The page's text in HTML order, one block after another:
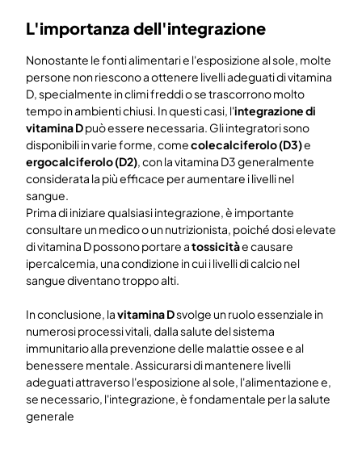
L'importanza dell'integrazione
Nonostante le fonti alimentari e l'esposizione al sole, molte
persone non riescono a ottenere livelli adeguati di vitamina
D, specialmente in climi freddi o se trascorrono molto
tempo in ambienti chiusi. In questi casi, l'integrazione di
vitamina Dpuò essere necessaria. Gli integratori sono
disponibili in varie forme, comecolecalciferolo (D3)e
ergocalciferolo (D2), con la vitamina D3 generalmente
considerata la più efficace per aumentare i livelli nel
sangue.
Prima di iniziare qualsiasi integrazione, è importante
consultare un medico o un nutrizionista, poiché dosi elevate
di vitamina D possono portare atossicitàe causare
ipercalcemia, una condizione in cui i livelli di calcio nel
sangue diventano troppo alti.
In conclusione, lavitamina Dsvolge un ruolo essenziale in
numerosi processi vitali, dalla salute del sistema
immunitario alla prevenzione delle malattie ossee e al
benessere mentale. Assicurarsi di mantenere livelli
adeguati attraverso l'esposizione al sole, l'alimentazione e,
se necessario, l'integrazione, è fondamentale per la salute
generale